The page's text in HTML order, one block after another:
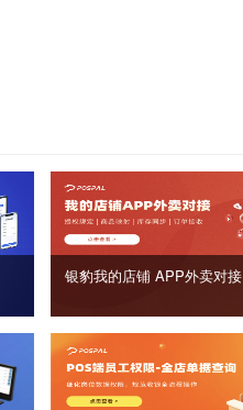
银豹我的店铺 APP外卖对接